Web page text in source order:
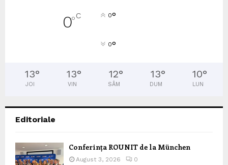
0°C 0°
0°
13°
JOI
13°
VIN
12°
SÂM
13°
DUM
10°
LUN
Editoriale
Conferința ROUNIT de la München
August 3, 2026 0